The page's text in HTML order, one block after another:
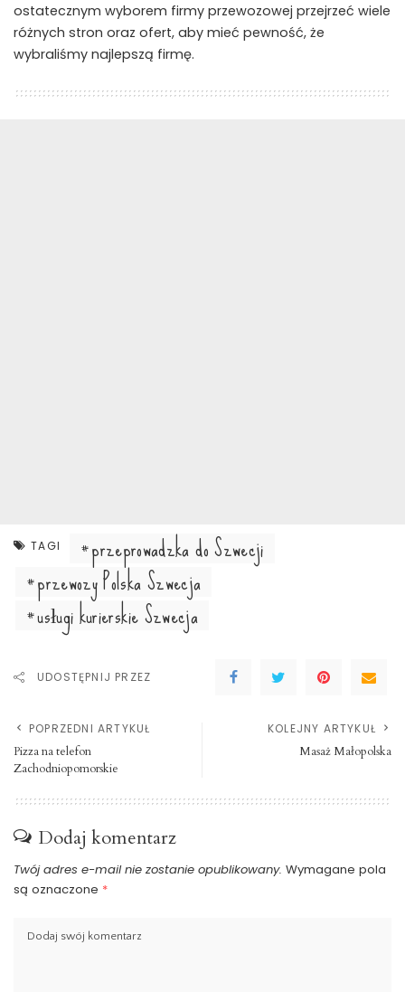
ostatecznym wyborem firmy przewozowej przejrzeć wiele
różnych stron oraz ofert, aby mieć pewność, że
wybraliśmy najlepszą firmę.
TAGI
przeprowadzka do Szwecji
przewozy Polska Szwecja
usługi kurierskie Szwecja
UDOSTĘPNIJ PRZEZ
POPRZEDNI ARTYKUŁ
Pizza na telefon
Zachodniopomorskie
KOLEJNY ARTYKUŁ
Masaż Małopolska
Dodaj komentarz
Twój adres e-mail nie zostanie opublikowany. Wymagane pola
są oznaczone *